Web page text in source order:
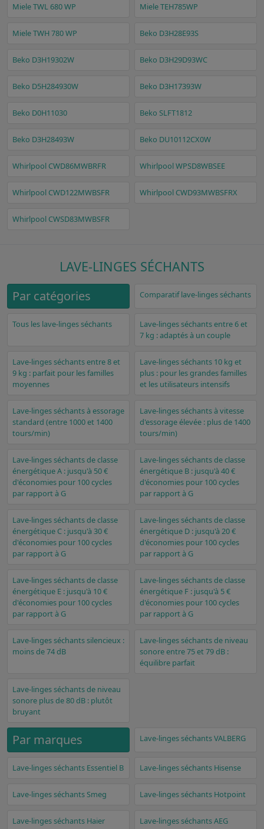
Miele TWL 680 WP Miele TEH785WP
Miele TWH 780 WP Beko D3H28E93S
Beko D3H19302W Beko D3H29D93WC
Beko D5H284930W Beko D3H17393W
Beko D0H11030 Beko SLFT1812
Beko D3H28493W Beko DU10112CX0W
Whirlpool CWD86MWBRFR Whirlpool WPSD8WBSEE
Whirlpool CWD122MWBSFR Whirlpool CWD93MWBSFRX
Whirlpool CWSD83MWBSFR
LAVE-LINGES SÉCHANTS
Par catégories Comparatif lave-linges séchants
Tous les lave-linges séchants
Lave-linges séchants entre 6 et
7 kg : adaptés à un couple
Lave-linges séchants entre 8 et
9 kg : parfait pour les familles
moyennes
Lave-linges séchants 10 kg et
plus : pour les grandes familles
et les utilisateurs intensifs
Lave-linges séchants à essorage
standard (entre 1000 et 1400
tours/min)
Lave-linges séchants à vitesse
d'essorage élevée : plus de 1400
tours/min)
Lave-linges séchants de classe
énergétique A : jusqu'à 50 €
d'économies pour 100 cycles
par rapport à G
Lave-linges séchants de classe
énergétique B : jusqu'à 40 €
d'économies pour 100 cycles
par rapport à G
Lave-linges séchants de classe
énergétique C : jusqu'à 30 €
d'économies pour 100 cycles
par rapport à G
Lave-linges séchants de classe
énergétique D : jusqu'à 20 €
d'économies pour 100 cycles
par rapport à G
Lave-linges séchants de classe
énergétique E : jusqu'à 10 €
d'économies pour 100 cycles
par rapport à G
Lave-linges séchants de classe
énergétique F : jusqu'à 5 €
d'économies pour 100 cycles
par rapport à G
Lave-linges séchants silencieux :
moins de 74 dB
Lave-linges séchants de niveau
sonore entre 75 et 79 dB :
équilibre parfait
Lave-linges séchants de niveau
sonore plus de 80 dB : plutôt
bruyant
Par marques Lave-linges séchants VALBERG
Lave-linges séchants Essentiel B Lave-linges séchants Hisense
Lave-linges séchants Smeg Lave-linges séchants Hotpoint
Lave-linges séchants Haier Lave-linges séchants AEG